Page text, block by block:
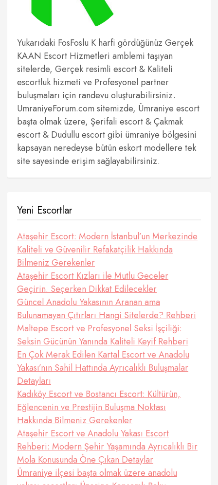
Yukarıdaki FosFoslu K harfi gördüğünüz Gerçek
KAAN Escort Hizmetleri amblemi taşıyan
sitelerde, Gerçek resimli escort & Kaliteli
escortluk hizmeti ve Profesyonel partner
buluşmaları için randevu oluşturabilirsiniz.
UmraniyeForum.com sitemizde, Ümraniye escort
başta olmak üzere, Şerifali escort & Çakmak
escort & Dudullu escort gibi ümraniye bölgesini
kapsayan neredeyse bütün eskort modellere tek
site sayesinde erişim sağlayabilirsiniz.
Yeni Escortlar
Ataşehir Escort: Modern İstanbul’un Merkezinde
Kaliteli ve Güvenilir Refakatçilik Hakkında
Bilmeniz Gerekenler
Ataşehir Escort Kızları ile Mutlu Geceler
Geçirin. Seçerken Dikkat Edilecekler
Güncel Anadolu Yakasının Aranan ama
Bulunamayan Çıtırları Hangi Sitelerde? Rehberi
Maltepe Escort ve Profesyonel Seksi İşçiliği:
Seksin Gücünün Yanında Kaliteli Keyif Rehberi
En Çok Merak Edilen Kartal Escort ve Anadolu
Yakası’nın Sahil Hattında Ayrıcalıklı Buluşmalar
Detayları
Kadıköy Escort ve Bostancı Escort: Kültürün,
Eğlencenin ve Prestijin Buluşma Noktası
Hakkında Bilmeniz Gerekenler
Ataşehir Escort ve Anadolu Yakası Escort
Rehberi: Modern Şehir Yaşamında Ayrıcalıklı Bir
Mola Konusunda Öne Çıkan Detaylar
Ümraniye ilçesi başta olmak üzere anadolu